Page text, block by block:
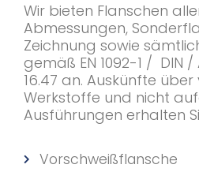
Wir bieten Flanschen
Abmessungen,
Zeichnung sowie
gemäß EN 1092-1 / DIN /
16.47 an. Auskünfte
Werkstoffe und nicht
Ausführungen erhalten
Vorschweißflansche